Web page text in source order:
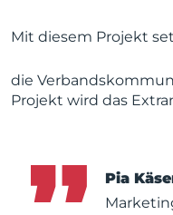
Mit diesem Projekt
die
Projekt wird das
Pia